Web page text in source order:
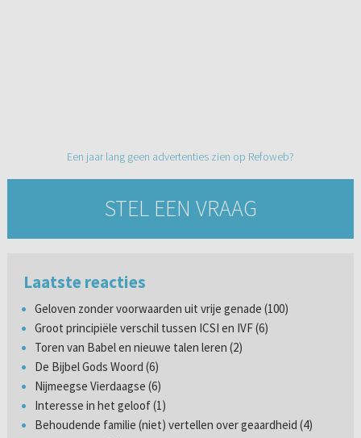
Een jaar lang geen advertenties zien op Refoweb?
STEL EEN VRAAG
Laatste reacties
Geloven zonder voorwaarden uit vrije genade (100)
Groot principiële verschil tussen ICSI en IVF (6)
Toren van Babel en nieuwe talen leren (2)
De Bijbel Gods Woord (6)
Nijmeegse Vierdaagse (6)
Interesse in het geloof (1)
Behoudende familie (niet) vertellen over geaardheid (4)